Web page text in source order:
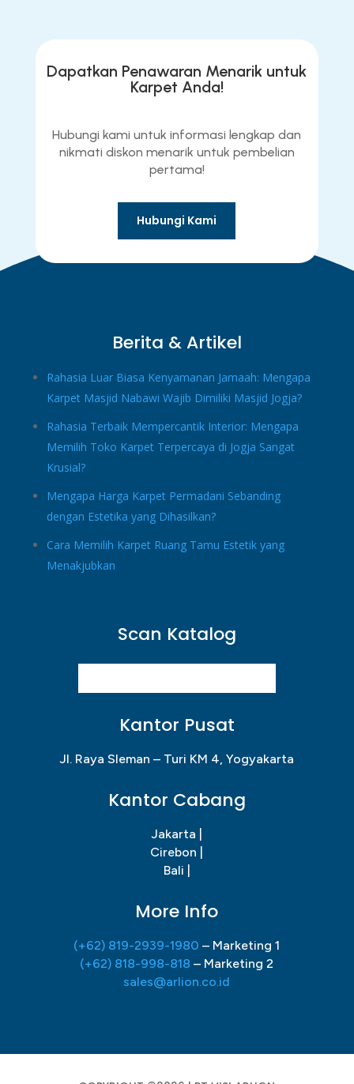
Dapatkan Penawaran Menarik untuk
Karpet Anda!
Hubungi kami untuk informasi lengkap dan
nikmati diskon menarik untuk pembelian
pertama!
Hubungi Kami
Berita & Artikel
Rahasia Luar Biasa Kenyamanan Jamaah: Mengapa
Karpet Masjid Nabawi Wajib Dimiliki Masjid Jogja?
Rahasia Terbaik Mempercantik Interior: Mengapa
Memilih Toko Karpet Terpercaya di Jogja Sangat
Krusial?
Mengapa Harga Karpet Permadani Sebanding
dengan Estetika yang Dihasilkan?
Cara Memilih Karpet Ruang Tamu Estetik yang
Menakjubkan
Scan Katalog
Kantor Pusat
Jl. Raya Sleman – Turi KM 4, Yogyakarta
Kantor Cabang
Jakarta |
Cirebon |
Bali |
More Info
(+62) 819-2939-1980– Marketing 1
(+62) 818-998-818 – Marketing 2
sales@arlion.co.id